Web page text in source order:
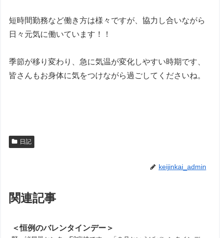
短時間勤務など働き方は様々ですが、協力し合いながら
日々元気に働いています！！
季節が移り変わり、急に気温が変化しやすい時期です、
皆さんもお身体に気をつけながら過ごしてくださいね。
日記
keijinkai_admin
関連記事
＜恒例のバレンタインデー＞